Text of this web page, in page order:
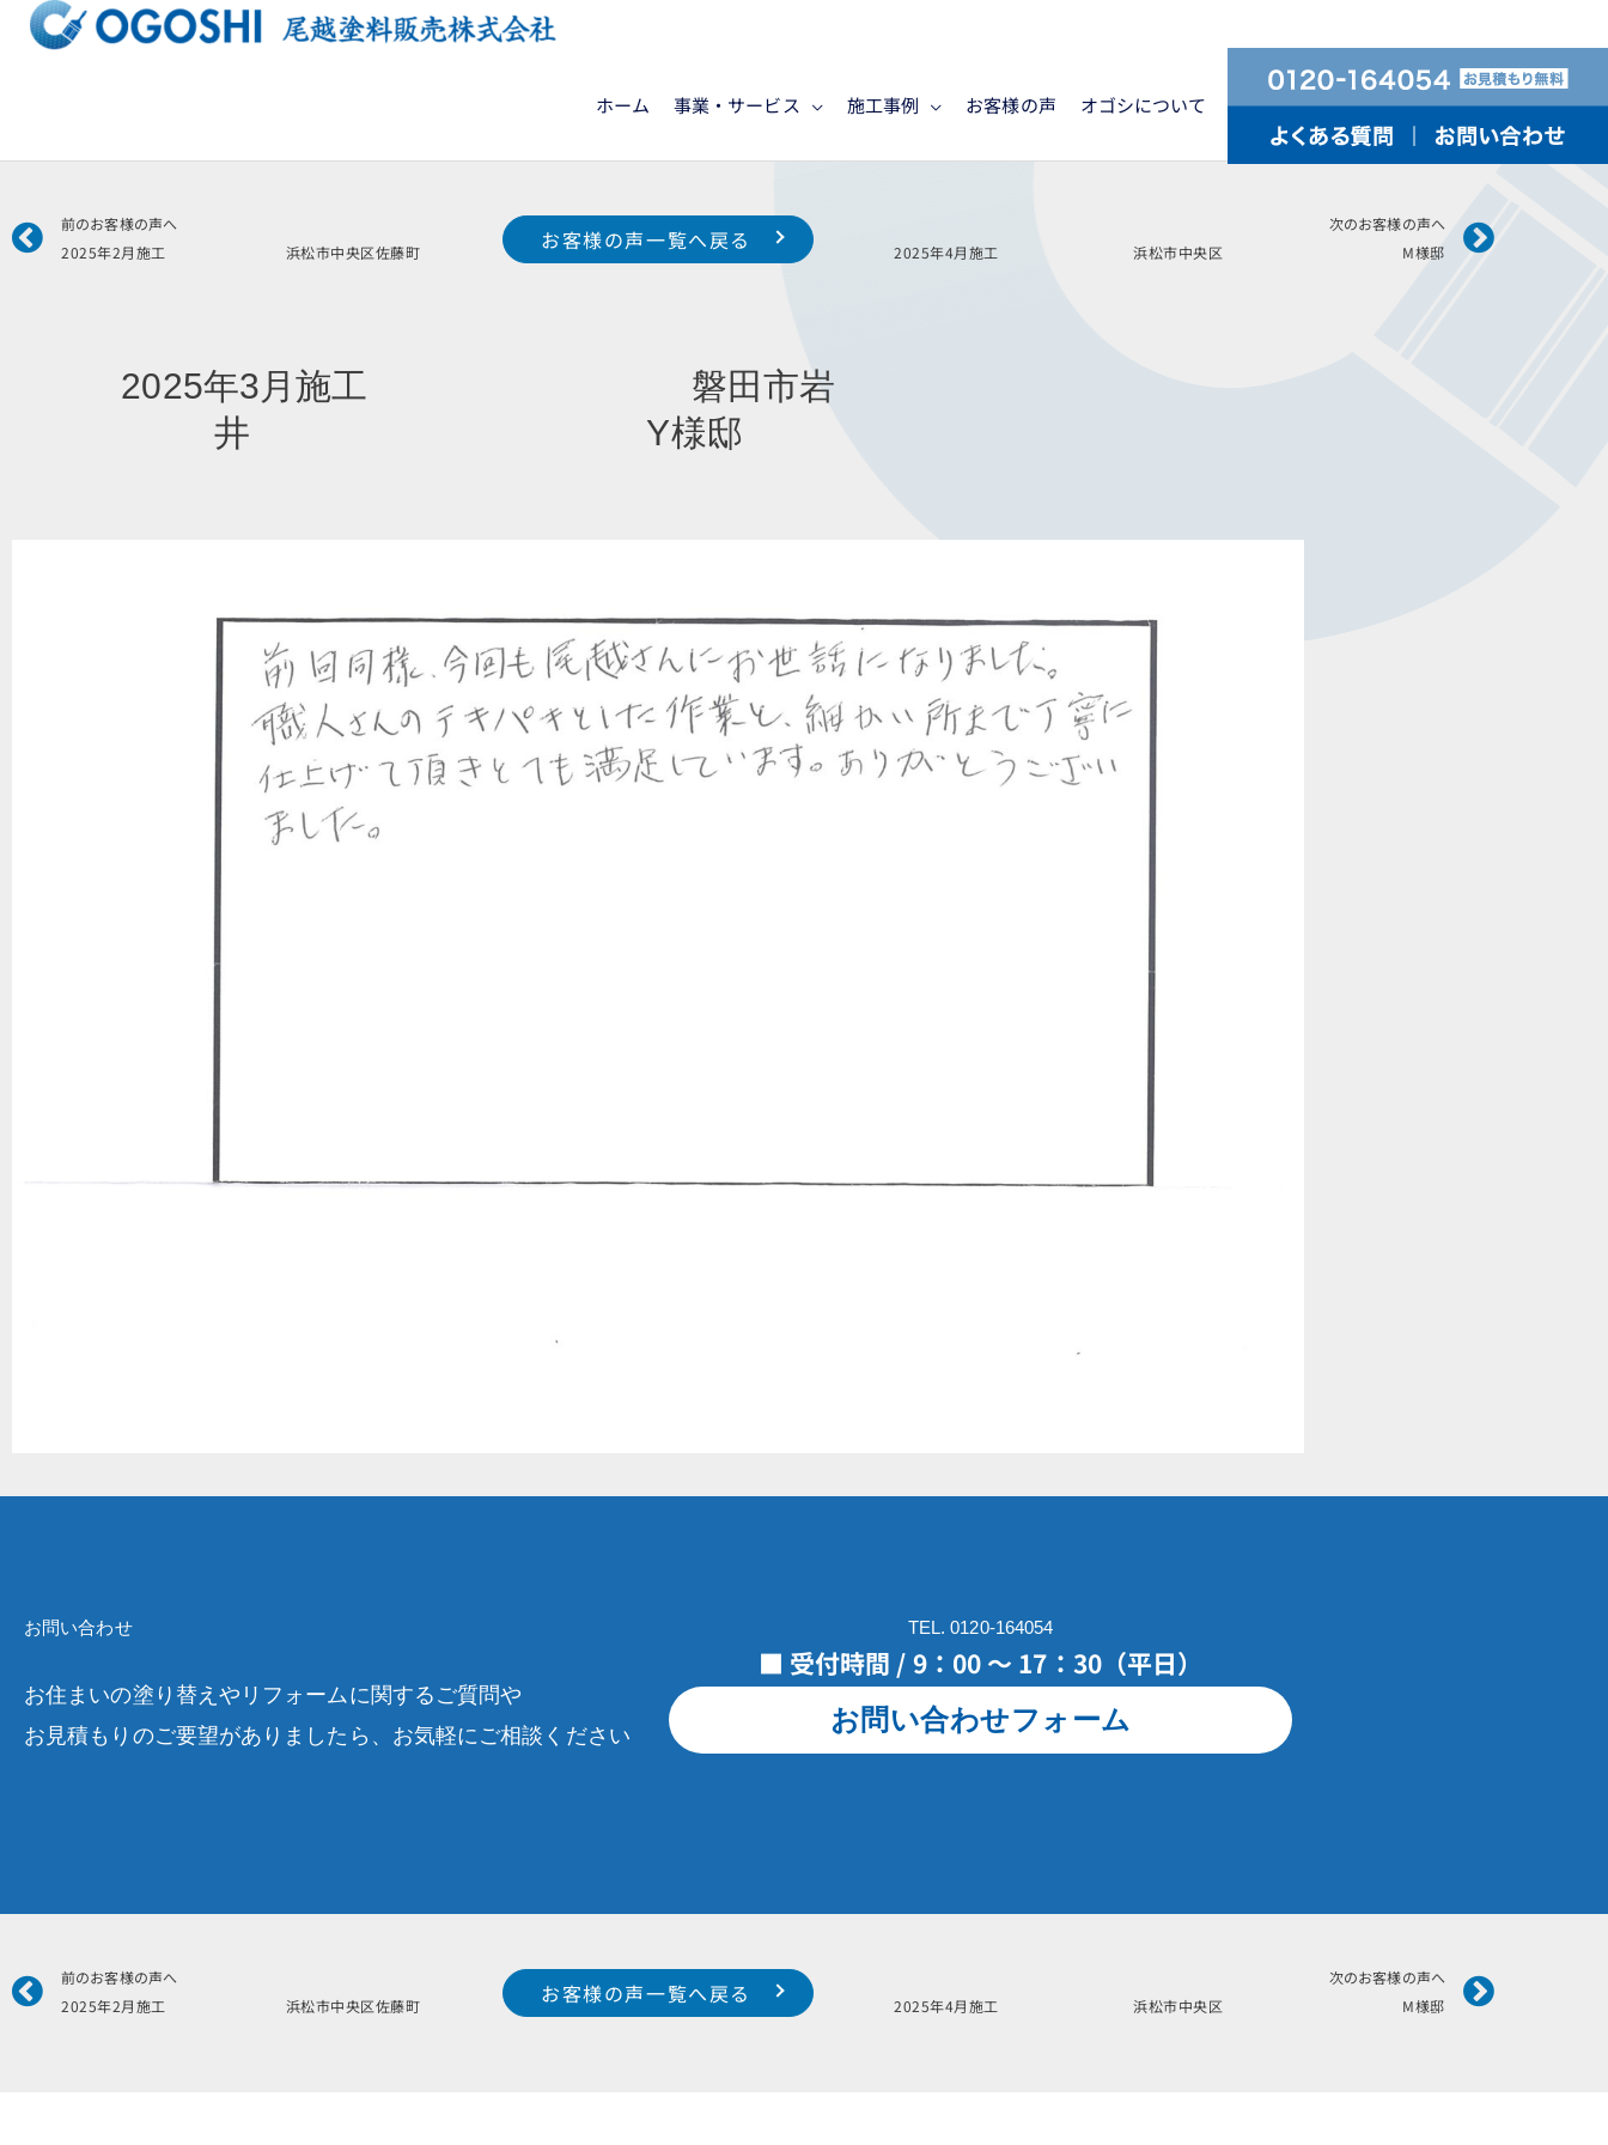
ッ
ホーム 事業・サービス 施工事例 お客様の声 オゴシについて
Prev
前のお客様の声へ
2025年2月施工 浜松市中央区佐藤町 N様邸
次のお客様の声へ
2025年4月施工 浜松市中央区 M様邸
Next
お客様の声一覧へ戻る
2025年3月施工 磐田市岩
井 Y様邸
お問い合わせ
お住まいの塗り替えやリフォームに関するご質問や
お見積もりのご要望がありましたら、お気軽にご相談ください
TEL. 0120-164054
■ 受付時間 / 9：00 ～ 17：30（平日）
お問い合わせフォーム
Prev
前のお客様の声へ
2025年2月施工 浜松市中央区佐藤町 N様邸
次のお客様の声へ
2025年4月施工 浜松市中央区 M様邸
Next
お客様の声一覧へ戻る